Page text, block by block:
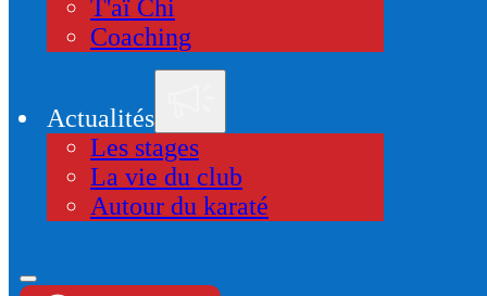
T'aï Chi
Coaching
Actualités
Les stages
La vie du club
Autour du karaté